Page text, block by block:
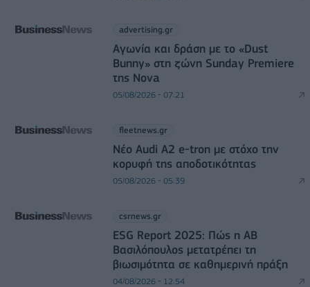
advertising.gr
Αγωνία και δράση με το «Dust
Bunny» στη ζώνη Sunday Premiere
της Nova
05/08/2026 - 07:21
fleetnews.gr
Νέο Audi A2 e-tron με στόχο την
κορυφή της αποδοτικότητας
05/08/2026 - 05:39
csrnews.gr
ESG Report 2025: Πώς η ΑΒ
Βασιλόπουλος μετατρέπει τη
βιωσιμότητα σε καθημερινή πράξη
04/08/2026 - 12:54